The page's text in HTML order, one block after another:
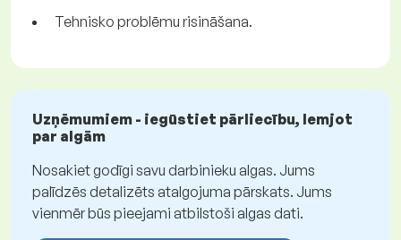
Tehnisko problēmu risināšana.
Uzņēmumiem - iegūstiet pārliecību, lemjot
par algām
Nosakiet godīgi savu darbinieku algas. Jums
palīdzēs detalizēts atalgojuma pārskats. Jums
vienmēr būs pieejami atbilstoši algas dati.